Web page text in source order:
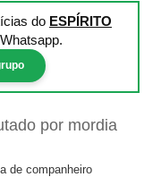
do ESPÍRITO
de companheiro